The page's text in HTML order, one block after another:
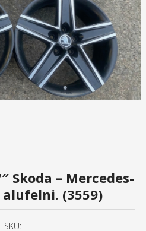
Skoda – Mercedes-
alufelni. (3559)
SKU: